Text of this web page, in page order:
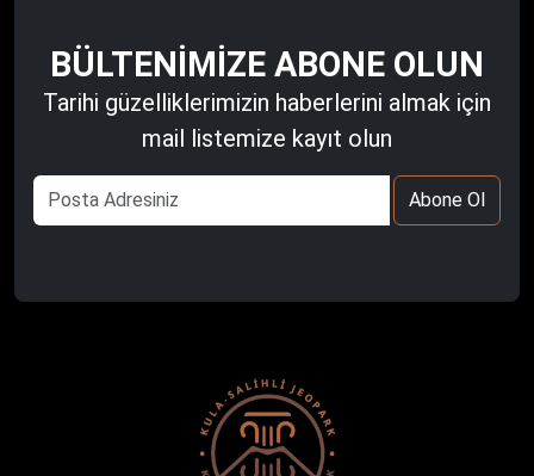
BÜLTENIMIZE ABONE OLUN
Tarihi güzelliklerimizin haberlerini almak için
mail listemize kayıt olun
Abone Ol